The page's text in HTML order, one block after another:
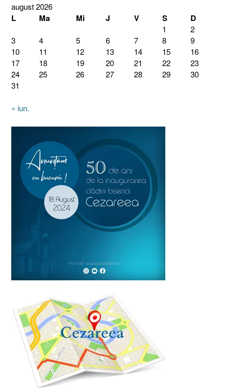
august 2026
L Ma Mi J V S D
1
2
3
4 5 6 7 8
9
10
11 12 13 14 15
16
17
18 19 20 21 22
23
24
25 26 27 28 29
30
31
« iun.